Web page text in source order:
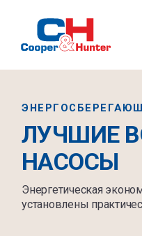
ЛУЧШИЕ
НАСОСЫ
Энергетическая
установлены